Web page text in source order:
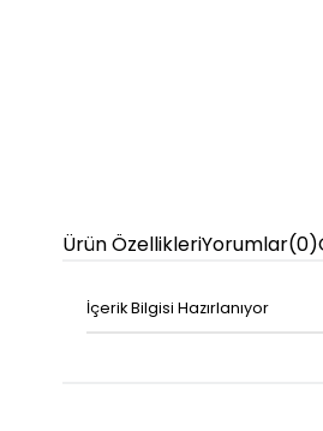
Ürün ÖzellikleriYorumlar(0)
İçerik Bilgisi Hazırlanıyor